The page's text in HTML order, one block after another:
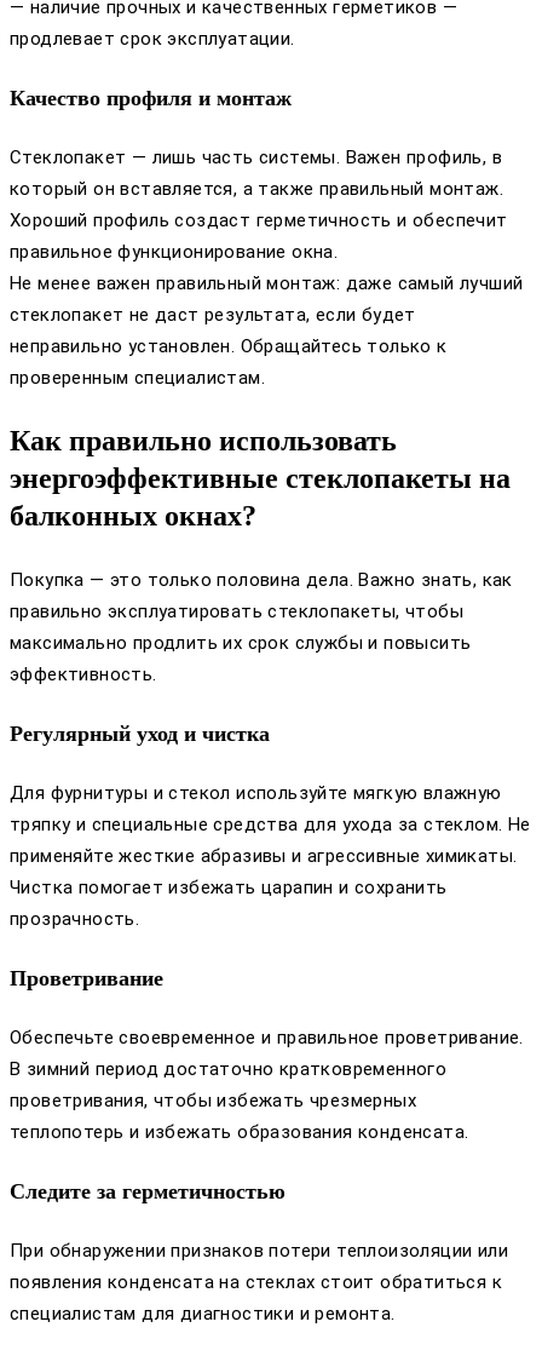
— наличие прочных и качественных герметиков —
продлевает срок эксплуатации.
Качество профиля и монтаж
Стеклопакет — лишь часть системы. Важен профиль, в
который он вставляется, а также правильный монтаж.
Хороший профиль создаст герметичность и обеспечит
правильное функционирование окна.
Не менее важен правильный монтаж: даже самый лучший
стеклопакет не даст результата, если будет
неправильно установлен. Обращайтесь только к
проверенным специалистам.
Как правильно использовать
энергоэффективные стеклопакеты на
балконных окнах?
Покупка — это только половина дела. Важно знать, как
правильно эксплуатировать стеклопакеты, чтобы
максимально продлить их срок службы и повысить
эффективность.
Регулярный уход и чистка
Для фурнитуры и стекол используйте мягкую влажную
тряпку и специальные средства для ухода за стеклом. Не
применяйте жесткие абразивы и агрессивные химикаты.
Чистка помогает избежать царапин и сохранить
прозрачность.
Проветривание
Обеспечьте своевременное и правильное проветривание.
В зимний период достаточно кратковременного
проветривания, чтобы избежать чрезмерных
теплопотерь и избежать образования конденсата.
Следите за герметичностью
При обнаружении признаков потери теплоизоляции или
появления конденсата на стеклах стоит обратиться к
специалистам для диагностики и ремонта.